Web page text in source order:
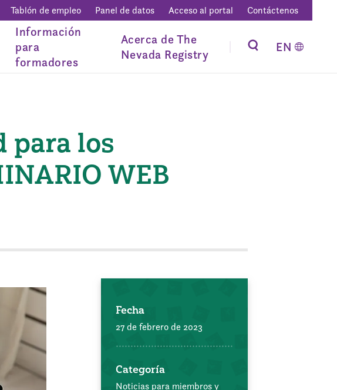
Tablón de empleo Panel de datos Acceso al portal Contáctenos
Información
para
formadores
Acerca de The
Nevada Registry
EN
para los
WEB
Fecha
27 de febrero de 2023
Categoría
Noticias para miembros y